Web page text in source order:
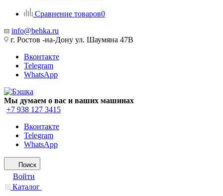
Сравнение товаров0
info@behka.ru
г. Ростов -на-Дону ул. Шаумяна 47В
Вконтакте
Telegram
WhatsApp
Мы думаем о вас и ваших машинах
+7 938 127 3415
Вконтакте
Telegram
WhatsApp
Поиск
Войти
Каталог